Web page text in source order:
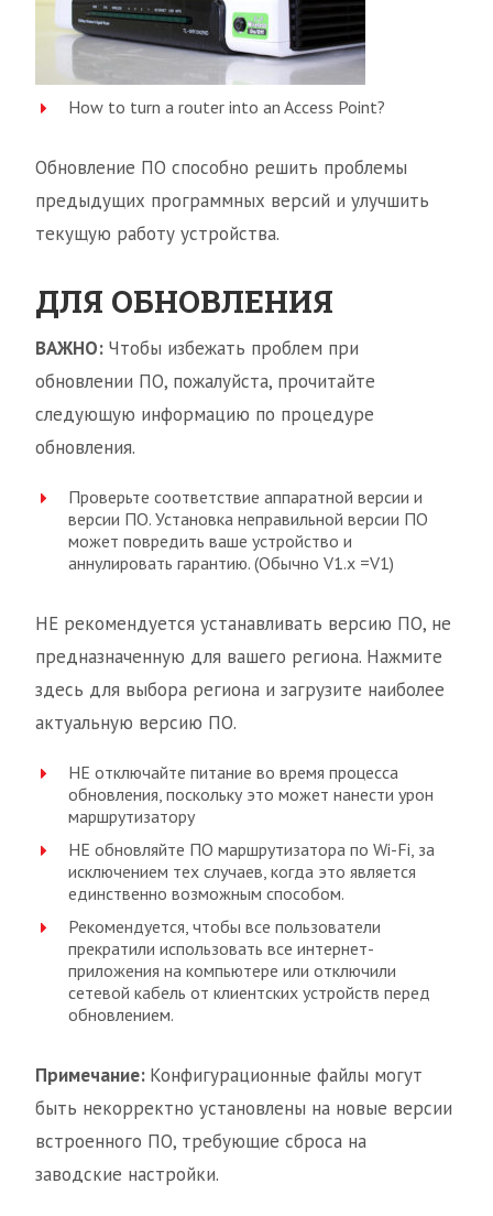
How to turn a router into an Access Point?
Обновление ПО способно решить проблемы
предыдущих программных версий и улучшить
текущую работу устройства.
ДЛЯ ОБНОВЛЕНИЯ
ВАЖНО: Чтобы избежать проблем при
обновлении ПО, пожалуйста, прочитайте
следующую информацию по процедуре
обновления.
Проверьте соответствие аппаратной версии и
версии ПО. Установка неправильной версии ПО
может повредить ваше устройство и
аннулировать гарантию. (Обычно V1.x =V1)
НЕ рекомендуется устанавливать версию ПО, не
предназначенную для вашего региона. Нажмите
здесь для выбора региона и загрузите наиболее
актуальную версию ПО.
НЕ отключайте питание во время процесса
обновления, поскольку это может нанести урон
маршрутизатору
НЕ обновляйте ПО маршрутизатора по Wi-Fi, за
исключением тех случаев, когда это является
единственно возможным способом.
Рекомендуется, чтобы все пользователи
прекратили использовать все интернет-
приложения на компьютере или отключили
сетевой кабель от клиентских устройств перед
обновлением.
Примечание: Конфигурационные файлы могут
быть некорректно установлены на новые версии
встроенного ПО, требующие сброса на
заводские настройки.